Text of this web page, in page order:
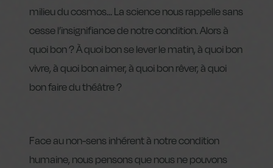
milieu du cosmos… La science nous rappelle sans
cesse l’insignifiance de notre condition. Alors à
quoi bon ? À quoi bon se lever le matin, à quoi bon
vivre, à quoi bon aimer, à quoi bon rêver, à quoi
bon faire du théâtre ?
Face au non-sens inhérent à notre condition
humaine, nous pensons que nous ne pouvons